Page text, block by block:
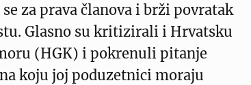
za prava članova i brži povratak
Glasno su kritizirali i Hrvatsku
(HGK) i pokrenuli pitanje
koju joj poduzetnici moraju